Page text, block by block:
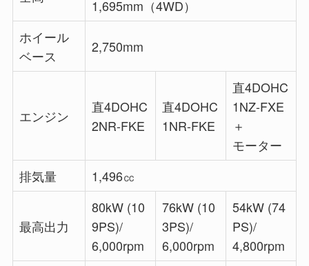
1,695mm（4WD）
ホイール
ベース
2,750mm
エンジン
直4DOHC
2NR-FKE
直4DOHC
1NR-FKE
直4DOHC
1NZ-FXE
＋
モーター
排気量
1,496㏄
最高出力
80kW (10
9PS)/
6,000rpm
76kW (10
3PS)/
6,000rpm
54kW (74
PS)/
4,800rpm